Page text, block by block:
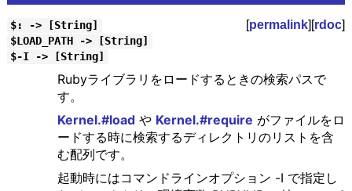
$: -> [String] [permalink][rdoc]
$LOAD_PATH -> [String]
$-I -> [String]
Rubyライブラリをロードするときの検索パスで
す。
Kernel.#loadや Kernel.#require がファイルをロ
ードする時に検索するディレクトリのリストを含
む配列です。
起動時にはコマンドラインオプション -I で指定し